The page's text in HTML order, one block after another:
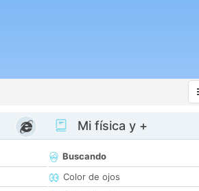
Mi física y +
Buscando
Color de ojos